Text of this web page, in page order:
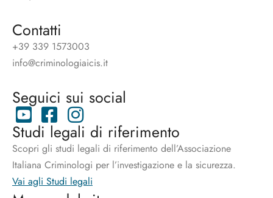
Contatti
+39 339 1573003
info@criminologiaicis.it
Seguici sui social
Studi legali di riferimento
Scopri gli studi legali di riferimento dell’Associazione
Italiana Criminologi per l’investigazione e la sicurezza.
Vai agli Studi legali